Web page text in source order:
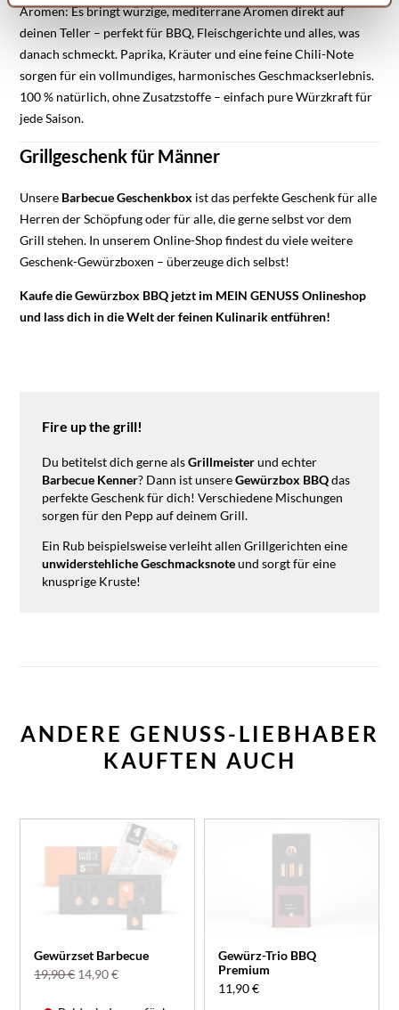
wird hiervon nicht berührt. Weitere Informationen finden
Sie in unserenDatenschutzhinweisen.
Aromen: Es bringt würzige, mediterrane Aromen direkt auf
deinen Teller – perfekt für BBQ, Fleischgerichte und alles, was
danach schmeckt. Paprika, Kräuter und eine feine Chili-Note
sorgen für ein vollmundiges, harmonisches Geschmackserlebnis.
100 % natürlich, ohne Zusatzstoffe – einfach pure Würzkraft für
jede Saison.
Grillgeschenk für Männer
Unsere Barbecue Geschenkbox ist das perfekte Geschenk für alle
Herren der Schöpfung oder für alle, die gerne selbst vor dem
Grill stehen. In unserem Online-Shop findest du viele weitere
Geschenk-Gewürzboxen – überzeuge dich selbst!
Kaufe die Gewürzbox BBQ jetzt im MEIN GENUSS Onlineshop
und lass dich in die Welt der feinen Kulinarik entführen!
Fire up the grill!
Du betitelst dich gerne alsGrillmeisterund echter
Barbecue Kenner? Dann ist unsereGewürzbox BBQdas
perfekte Geschenk für dich! Verschiedene Mischungen
sorgen für den Pepp auf deinem Grill.
Ein Rub beispielsweise verleiht allen Grillgerichten eine
unwiderstehliche Geschmacksnoteund sorgt für eine
knusprige Kruste!
ANDERE GENUSS-LIEBHABER
KAUFTEN AUCH
Gewürzset Barbecue
19,90 €14,90 €
Gewürz-Trio BBQ
Premium
11,90 €